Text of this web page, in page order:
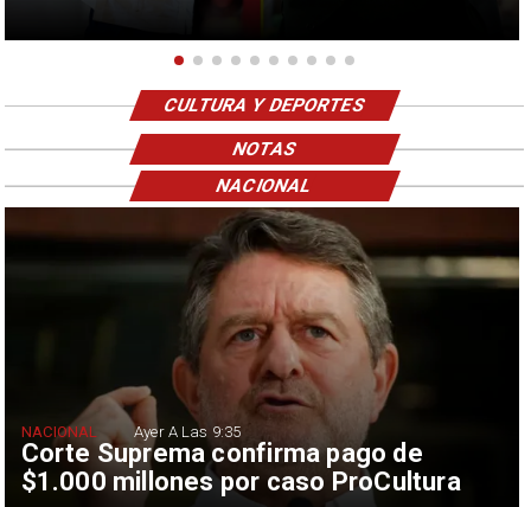
CULTURA Y DEPORTES
NOTAS
Corte Suprema confirma pago de
$1.000 millones por caso ProCultura
NACIONAL Ayer A Las 9:35
NACIONAL